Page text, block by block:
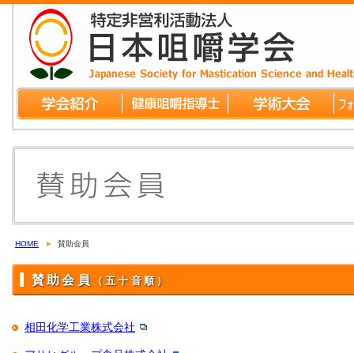
HOME 賛助会員
賛助会員 （五十音順）
相田化学工業株式会社